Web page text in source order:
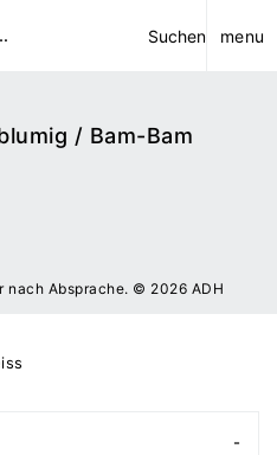
Suchen menu
/ Bam-Bam
nach Absprache. © 2026 ADH
-